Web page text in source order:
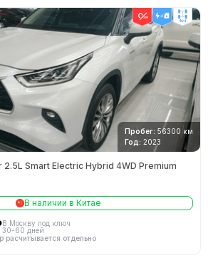
4wd
Пробег: 56300 км
Год: 2023
2.5L Smart Electric Hybrid 4WD Premium
В наличии в Китае
В Москву под ключ
30-60 дней
расчитывается отдельно